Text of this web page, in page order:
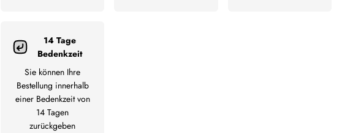
14 Tage
Bedenkzeit
Sie können Ihre
Bestellung innerhalb
einer Bedenkzeit von
14 Tagen
zurückgeben